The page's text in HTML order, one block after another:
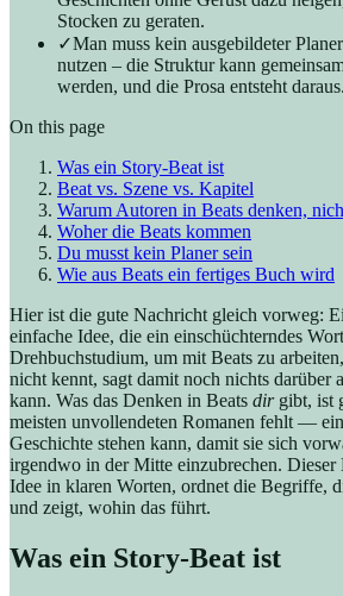
Stocken zu geraten.
✓Man muss kein ausgebildeter
nutzen – die Struktur kann
werden, und die Prosa entsteht daraus.
On this page
Was ein Story-Beat ist
Beat vs. Szene vs. Kapitel
Warum Autoren in Beats denken,
Woher die Beats kommen
Du musst kein Planer sein
Wie aus Beats ein fertiges Buch wird
Hier ist die gute Nachricht gleich vorweg:
einfache Idee, die ein einschüchterndes
Drehbuchstudium, um mit Beats zu
nicht kennt, sagt damit noch nichts darüber
kann. Was das Denken in Beats dirgibt, ist
meisten unvollendeten Romanen fehlt —
Geschichte stehen kann, damit sie sich
irgendwo in der Mitte einzubrechen. Dieser
Idee in klaren Worten, ordnet die Begriffe,
und zeigt, wohin das führt.
Was ein Story-Beat ist